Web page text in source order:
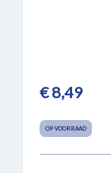
€ 8,49
OP VOORRAAD